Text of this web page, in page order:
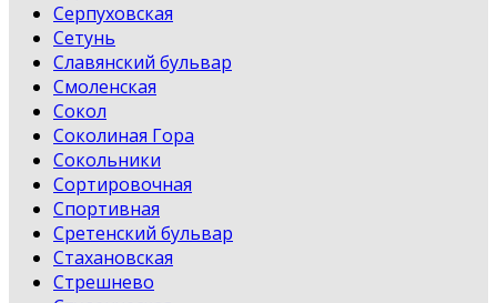
Серпуховская
Сетунь
Славянский бульвар
Смоленская
Сокол
Соколиная Гора
Сокольники
Сортировочная
Спортивная
Сретенский бульвар
Стахановская
Стрешнево